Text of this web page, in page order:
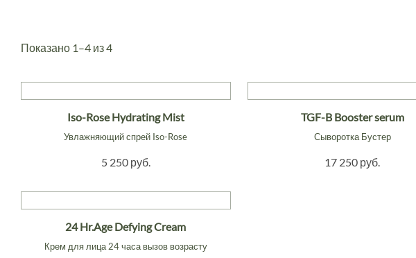
Показано 1–4 из 4
Iso-Rose Hydrating Mist
Увлажняющий спрей Iso-Rose
5 250 руб.
TGF-B Booster serum
Сыворотка Бустер
17 250 руб.
24 Hr.Age Defying Cream
Крем для лица 24 часа вызов возрасту